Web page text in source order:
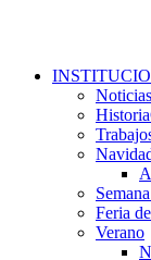
Noticias
Feria
Verano